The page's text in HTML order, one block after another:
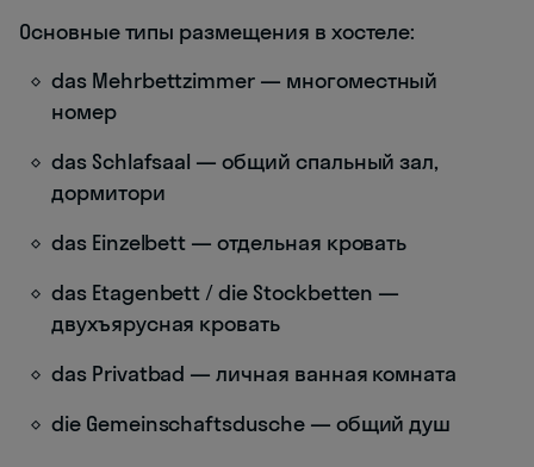
Основные типы размещения в хостеле:
das Mehrbettzimmer — многоместный
номер
das Schlafsaal — общий спальный зал,
дормитори
das Einzelbett — отдельная кровать
das Etagenbett / die Stockbetten —
двухъярусная кровать
das Privatbad — личная ванная комната
die Gemeinschaftsdusche — общий душ